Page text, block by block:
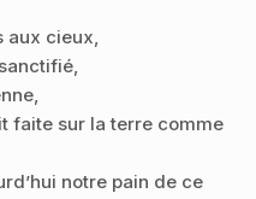
aux cieux,
faite sur la terre comme
notre pain de ce